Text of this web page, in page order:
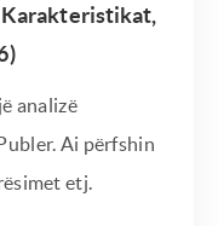
Karakteristikat,
analizë
Ai përfshin
etj.